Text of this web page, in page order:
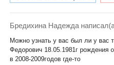
Бредихина Надежда
Можно узнать у вас был ли у вас
Федорович 18.05.1981г рождения
в 2008-2009годов где-то